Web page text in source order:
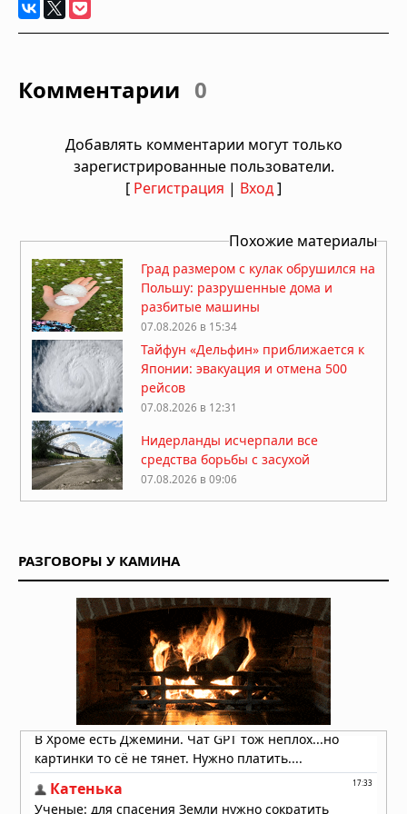
Комментарии 0
Добавлять комментарии могут только
зарегистрированные пользователи.
[ Регистрация | Вход]
Похожие материалы
Град размером с кулак обрушился на
Польшу: разрушенные дома и
разбитые машины
07.08.2026 в 15:34
Тайфун «Дельфин» приближается к
Японии: эвакуация и отмена 500
рейсов
07.08.2026 в 12:31
Нидерланды исчерпали все
средства борьбы с засухой
07.08.2026 в 09:06
05.08.2026 в 16:01
извержение заставило власти
объявить оранжевый уровень
опасности
04.08.2026 в 11:33
Землетрясение магнитудой 5,5 у
берегов Египта: толчки ощущались
в Каире
03.08.2026 в 06:38
Супертайфун «Дельфин»: пятый
циклон максимальной мощности в
2026 году движется к побережью
РАЗГОВОРЫ У КАМИНА